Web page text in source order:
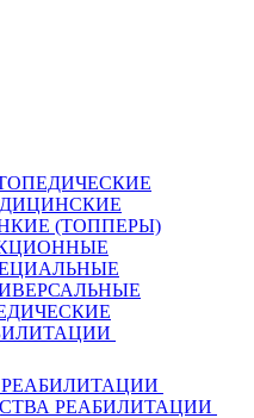
(ТОППЕРЫ)
РЕАБИЛИТАЦИИ